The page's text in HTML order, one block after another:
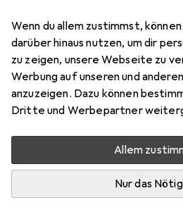
Wenn du allem zustimmst,
darüber hinaus nutzen, um dir
zu zeigen, unsere Webseite zu
Werbung auf unseren und
anzuzeigen. Dazu können
Dritte und Werbepartner
Allem
Nur das
Bewertungen
Aktuell nicht lieferbar
Benachrichtigen, wenn
Vergleichen